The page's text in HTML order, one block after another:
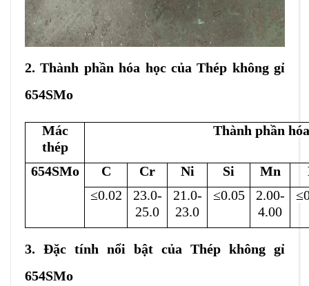
2. Thành phần hóa học của Thép không gỉ
654SMo
Mác
thép
Thành phần
654SMo C Cr Ni Si Mn
≤0.02
23.0-
25.0
21.0-
23.0
≤0.05
2.00-
4.00
3. Đặc tính nổi bật của Thép không gỉ
654SMo